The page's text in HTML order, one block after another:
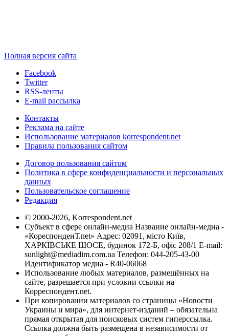
Полная версия сайта
Facebook
Twitter
RSS-ленты
E-mail рассылка
Контакты
Реклама на сайте
Использование материалов korrespondent.net
Правила пользования сайтом
Договор пользования сайтом
Политика в сфере конфиденциальности и персональных
данных
Пользовательское соглашение
Редакция
© 2000-2026, Korrespondent.net
Субъект в сфере онлайн-медиа Название онлайн-медиа -
«КореспонденТ.net» Адрес: 02091, місто Київ,
ХАРКІВСЬКЕ ШОСЕ, будинок 172-Б, офіс 208/1 E-mail:
sunlight@mediadim.com.ua Телефон: 044-205-43-00
Идентификатор медиа - R40-06068
Использование любых материалов, размещённых на
сайте, разрешается при условии ссылки на
Корреспондент.net.
При копировании материалов со страницы «Новости
Украины и мира», для интернет-изданий – обязательна
прямая открытая для поисковых систем гиперссылка.
Ссылка должна быть размещена в независимости от